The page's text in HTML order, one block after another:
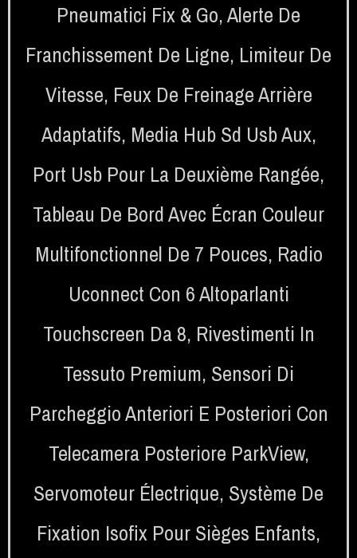
Pneumatici Fix & Go,Alerte De
Franchissement De Ligne, Limiteur De
Vitesse, Feux De Freinage Arrière
Adaptatifs, Media Hub Sd Usb Aux,
Port Usb Pour La Deuxième Rangée,
Tableau De Bord Avec Écran Couleur
Multifonctionnel De 7 Pouces, Radio
Uconnect Con 6 Altoparlanti
Touchscreen Da 8, Rivestimenti In
Tessuto Premium, Sensori Di
Parcheggio Anteriori E Posteriori Con
Telecamera Posteriore ParkView,
Servomoteur Électrique, Système De
Fixation Isofix Pour Sièges Enfants,